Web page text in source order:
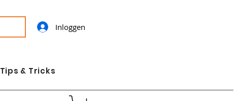
Inloggen
Tips & Tricks